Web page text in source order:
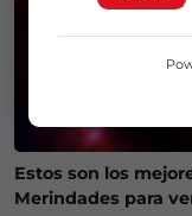
Estos son los
Merindades para